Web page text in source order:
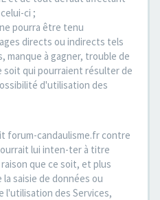
ci ;
pourra être tenu
directs ou indirects tels
manque à gagner, trouble de
soit qui pourraient résulter de
d'utilisation des
forum-candaulisme.fr contre
lui inten-ter à titre
que ce soit, et plus
saisie de données ou
l'utilisation des Services,